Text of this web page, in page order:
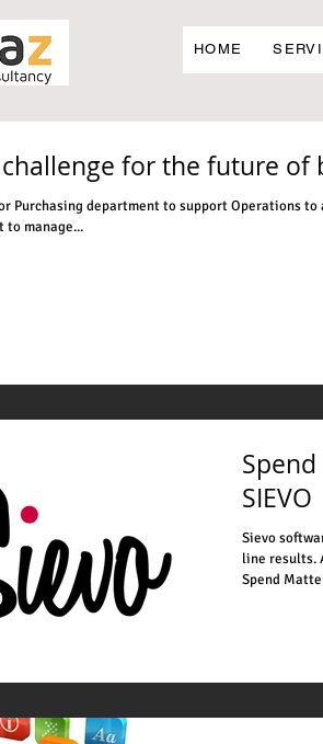
HOME
for the future of
Purchasing department to support Operations
to manage...
SIEVO
Sievo
line results.
Spend